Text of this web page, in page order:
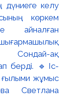
келу
көркем
айналған
Сондай-ақ
берді. 🔹Іс-
жұмыс
Светлана